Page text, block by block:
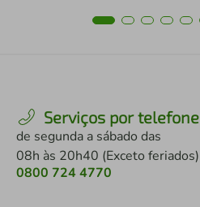
Serviços por telefone
de segunda a sábado das
08h às 20h40 (Exceto feriados)
0800 724 4770